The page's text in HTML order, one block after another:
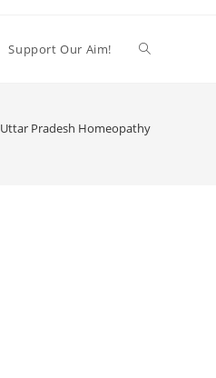
Support Our Aim! Toggle
Uttar Pradesh Homeopathy